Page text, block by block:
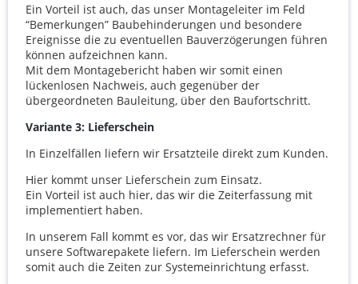
Ein Vorteil ist auch, das unser Montageleiter im Feld
“Bemerkungen” Baubehinderungen und besondere
Ereignisse die zu eventuellen Bauverzögerungen führen
können aufzeichnen kann.
Mit dem Montagebericht haben wir somit einen
lückenlosen Nachweis, auch gegenüber der
übergeordneten Bauleitung, über den Baufortschritt.
Variante 3: Lieferschein
In Einzelfällen liefern wir Ersatzteile direkt zum Kunden.
Hier kommt unser Lieferschein zum Einsatz.
Ein Vorteil ist auch hier, das wir die Zeiterfassung mit
implementiert haben.
In unserem Fall kommt es vor, das wir Ersatzrechner für
unsere Softwarepakete liefern. Im Lieferschein werden
somit auch die Zeiten zur Systemeinrichtung erfasst.